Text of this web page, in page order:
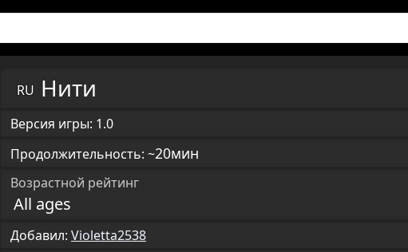
RU Нити
Версия игры: 1.0
Продолжительность: ~20мин
Возрастной рейтинг
All ages
Добавил: Violetta2538